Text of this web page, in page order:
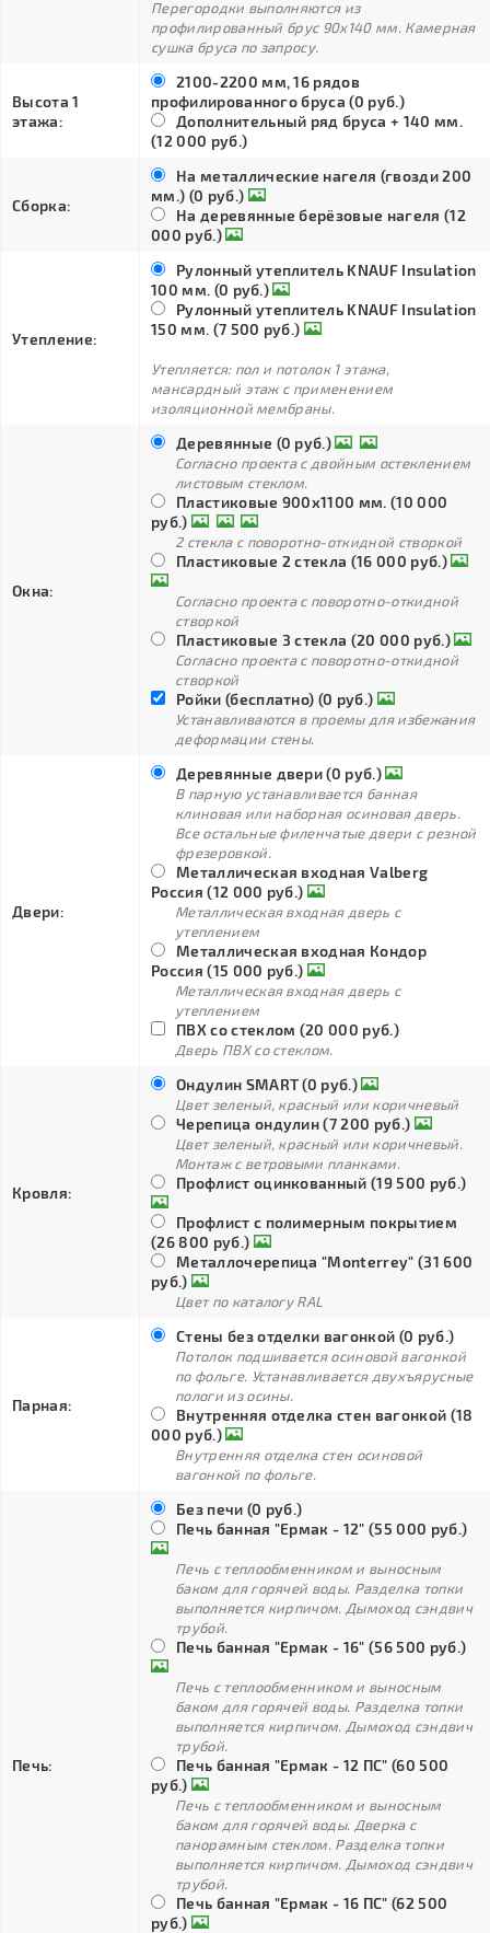
Перегородки выполняются из
профилированный брус 90х140 мм. Камерная
сушка бруса по запросу.
Высота 1
этажа:
2100-2200 мм, 16 рядов
профилированного бруса (0 руб.)
Дополнительный ряд бруса + 140 мм.
(12 000 руб.)
Сборка:
На металлические нагеля (гвозди 200
мм.) (0 руб.)
На деревянные берёзовые нагеля (12
000 руб.)
Утепление:
Рулонный утеплитель KNAUF Insulation
100 мм. (0 руб.)
Рулонный утеплитель KNAUF Insulation
150 мм. (7 500 руб.)
Утепляется: пол и потолок 1 этажа,
мансардный этаж с применением
изоляционной мембраны.
Окна:
Деревянные (0 руб.)
Согласно проекта с двойным остеклением
листовым стеклом.
Пластиковые 900х1100 мм. (10 000
руб.)
2 стекла с поворотно-откидной створкой
Пластиковые 2 стекла (16 000 руб.)
Согласно проекта с поворотно-откидной
створкой
Пластиковые 3 стекла (20 000 руб.)
Согласно проекта с поворотно-откидной
створкой
Ройки (бесплатно) (0 руб.)
Устанавливаются в проемы для избежания
деформации стены.
Двери:
Деревянные двери (0 руб.)
В парную устанавливается банная
клиновая или наборная осиновая дверь.
Все остальные филенчатые двери с резной
фрезеровкой.
Металлическая входная Valberg
Россия (12 000 руб.)
Металлическая входная дверь с
утеплением
Металлическая входная Кондор
Россия (15 000 руб.)
Металлическая входная дверь с
утеплением
ПВХ со стеклом (20 000 руб.)
Дверь ПВХ со стеклом.
Кровля:
Ондулин SMART (0 руб.)
Цвет зеленый, красный или коричневый
Черепица ондулин (7 200 руб.)
Цвет зеленый, красный или коричневый.
Монтаж с ветровыми планками.
Профлист оцинкованный (19 500 руб.)
Профлист с полимерным покрытием
(26 800 руб.)
Металлочерепица "Monterrey" (31 600
руб.)
Цвет по каталогу RAL
Парная:
Стены без отделки вагонкой (0 руб.)
Потолок подшивается осиновой вагонкой
по фольге. Устанавливается двухъярусные
пологи из осины.
Внутренняя отделка стен вагонкой (18
000 руб.)
Внутренняя отделка стен осиновой
вагонкой по фольге.
Печь:
Без печи (0 руб.)
Печь банная "Ермак - 12" (55 000 руб.)
Печь с теплообменником и выносным
баком для горячей воды. Разделка топки
выполняется кирпичом. Дымоход сэндвич
трубой.
Печь банная "Ермак - 16" (56 500 руб.)
Печь с теплообменником и выносным
баком для горячей воды. Разделка топки
выполняется кирпичом. Дымоход сэндвич
трубой.
Печь банная "Ермак - 12 ПС" (60 500
руб.)
Печь с теплообменником и выносным
баком для горячей воды. Дверка с
панорамным стеклом. Разделка топки
выполняется кирпичом. Дымоход сэндвич
трубой.
Печь банная "Ермак - 16 ПС" (62 500
руб.)